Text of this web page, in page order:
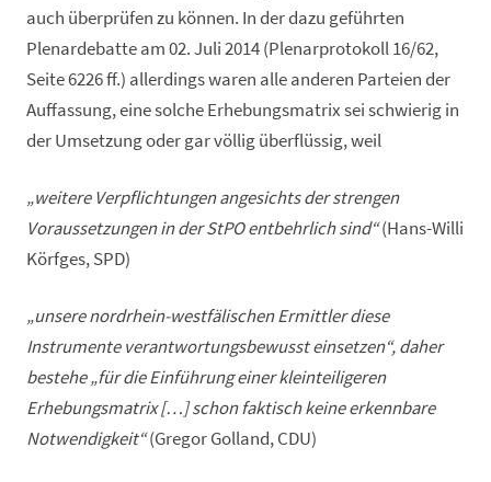
auch überprüfen zu können. In der dazu geführten
Plenardebatte am 02. Juli 2014 (Plenarprotokoll 16/62,
Seite 6226 ff.) allerdings waren alle anderen Parteien der
Auffassung, eine solche Erhebungsmatrix sei schwierig in
der Umsetzung oder gar völlig überflüssig, weil
„weitere Verpflichtungen angesichts der strengen
Voraussetzungen in der StPO entbehrlich sind“(Hans-Willi
Körfges, SPD)
„unsere nordrhein-westfälischen Ermittler diese
Instrumente verantwortungsbewusst einsetzen“, daher
bestehe „für die Einführung einer kleinteiligeren
Erhebungsmatrix […] schon faktisch keine erkennbare
Notwendigkeit“(Gregor Golland, CDU)